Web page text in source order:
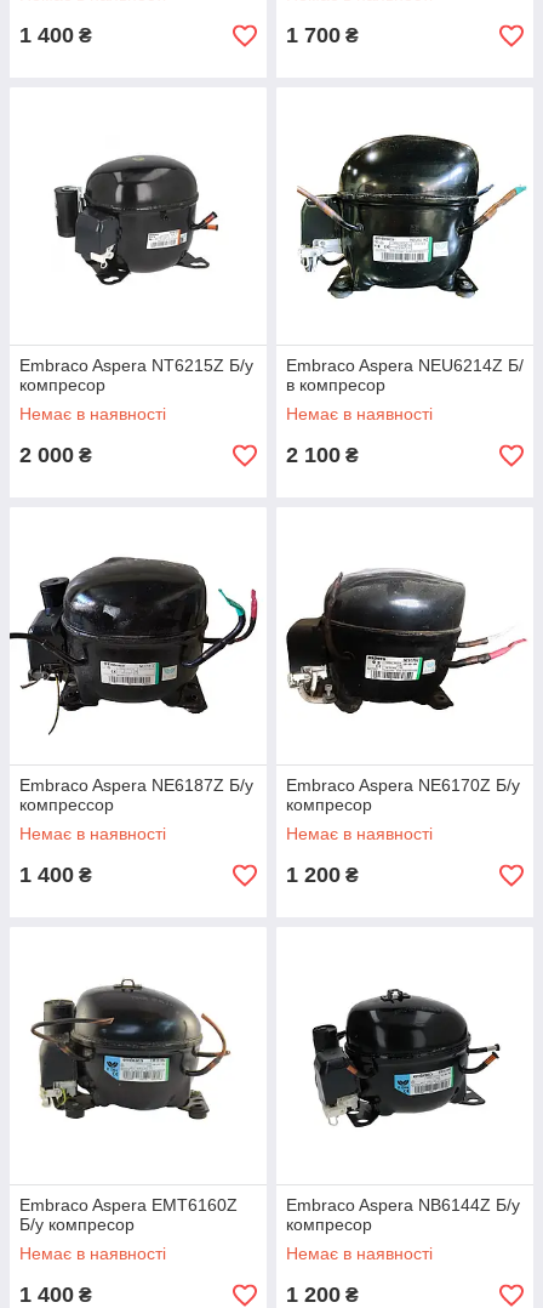
1 400 ₴ 1 700 ₴
Embraco Aspera NТ6215Z Б/у
компресор
Немає в наявності
2 000 ₴
Embraco Aspera NEU6214Z Б/
в компресор
Немає в наявності
2 100 ₴
Embraco Aspera NE6187Z Б/у
компрессор
Немає в наявності
1 400 ₴
Embraco Aspera NE6170Z Б/у
компресор
Немає в наявності
1 200 ₴
Embraco Aspera EMT6160Z
Б/у компресор
Немає в наявності
1 400 ₴
Embraco Aspera NB6144Z Б/у
компресор
Немає в наявності
1 200 ₴